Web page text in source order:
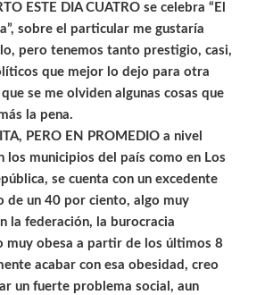
DIA CUATRO se celebra “El
sobre el particular me gustaría
pero tenemos tanto prestigio, casi,
que mejor lo dejo para otra
se me olviden algunas cosas que
la pena.
PERO EN PROMEDIO a nivel
los municipios del país como en Los
se cuenta con un excedente
de un 40 por ciento, algo muy
la federación, la burocracia
muy obesa a partir de los últimos 8
acabar con esa obesidad, creo
un fuerte problema social, aun